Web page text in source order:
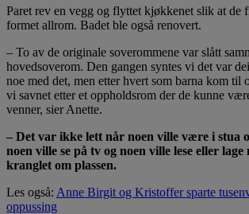
Paret rev en vegg og flyttet kjøkkenet slik at de
formet allrom. Badet ble også renovert.
– To av de originale soverommene var slått
hovedsoverom. Den gangen syntes vi det var
noe med det, men etter hvert som barna kom til
vi savnet etter et oppholdsrom der de kunne
venner, sier Anette.
– Det var ikke lett når noen ville være i stua
noen ville se på tv og noen ville lese eller
kranglet om plassen.
Les også: Anne Birgit og Kristoffer sparte
oppussing